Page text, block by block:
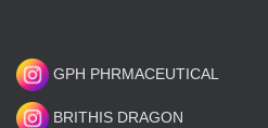
GPH PHRMACEUTICAL
BRITHIS DRAGON